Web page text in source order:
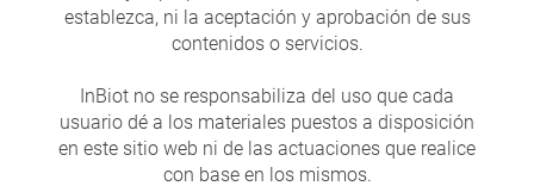
establezca, ni la aceptación y aprobación de sus
contenidos o servicios.
InBiot no se responsabiliza del uso que cada
usuario dé a los materiales puestos a disposición
en este sitio web ni de las actuaciones que realice
con base en los mismos.